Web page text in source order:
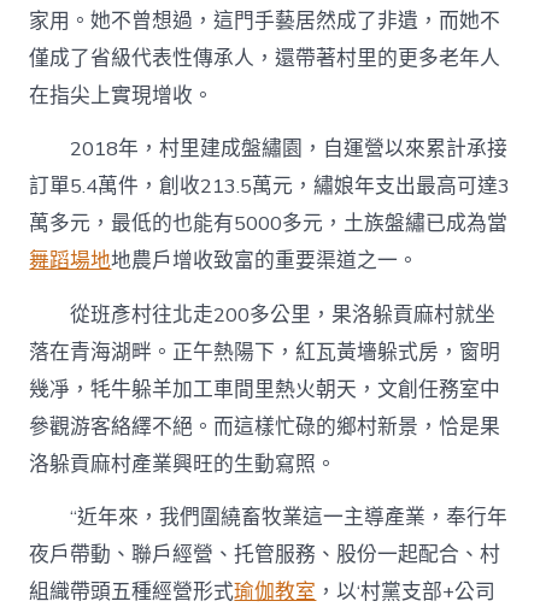
家用。她不曾想過，這門手藝居然成了非遺，而她不
僅成了省級代表性傳承人，還帶著村里的更多老年人
在指尖上實現增收。
2018年，村里建成盤繡園，自運營以來累計承接
訂單5.4萬件，創收213.5萬元，繡娘年支出最高可達3
萬多元，最低的也能有5000多元，土族盤繡已成為當
舞蹈場地地農戶增收致富的重要渠道之一。
從班彥村往北走200多公里，果洛躲貢麻村就坐
落在青海湖畔。正午熱陽下，紅瓦黃墻躲式房，窗明
幾凈，牦牛躲羊加工車間里熱火朝天，文創任務室中
參觀游客絡繹不絕。而這樣忙碌的鄉村新景，恰是果
洛躲貢麻村產業興旺的生動寫照。
“近年來，我們圍繞畜牧業這一主導產業，奉行年
夜戶帶動、聯戶經營、托管服務、股份一起配合、村
組織帶頭五種經營形式瑜伽教室 ，以‘村黨支部+公司